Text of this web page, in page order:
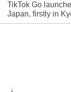
TikTok Go
Japan, firstly in